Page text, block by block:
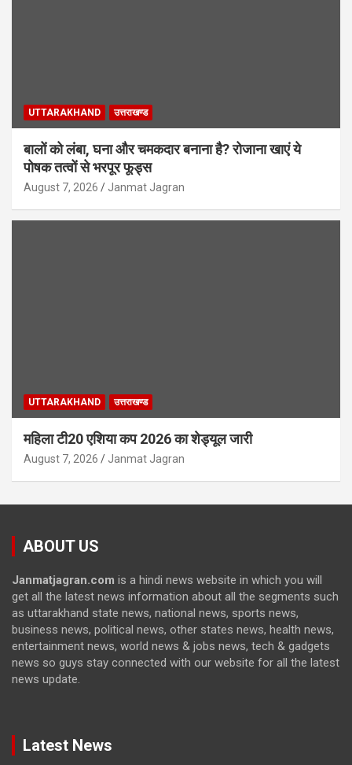
UTTARAKHAND उत्तराखण्ड
बालों को लंबा, घना और चमकदार बनाना है? रोजाना खाएं ये
पोषक तत्वों से भरपूर फूड्स
August 7, 2026 Janmat Jagran
UTTARAKHAND उत्तराखण्ड
महिला टी20 एशिया कप 2026 का शेड्यूल जारी
August 7, 2026 Janmat Jagran
ABOUT US
Janmatjagran.com is a hindi news website in which you will
get all the latest news information about all the segments such
as uttarakhand state news, national news, sports news,
business news, political news, other states news, health news,
entertainment news, world news & jobs news, tech & gadgets
news so guys stay connected with our website for all the latest
news update.
Latest News